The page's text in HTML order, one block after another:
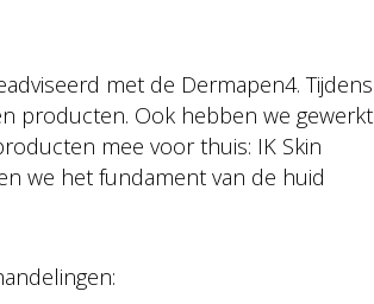
met de Dermapen4. Tijdens
producten. Ook hebben we gewerkt
mee voor thuis: IK Skin
we het fundament van de huid